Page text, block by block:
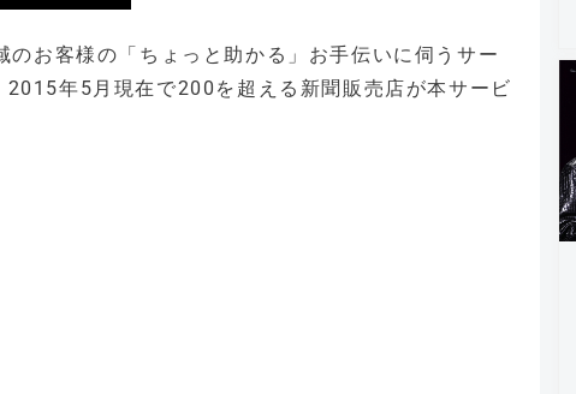
お客様の「ちょっと助かる」お手伝いに伺うサー
年5月現在で200を超える新聞販売店が本サービ